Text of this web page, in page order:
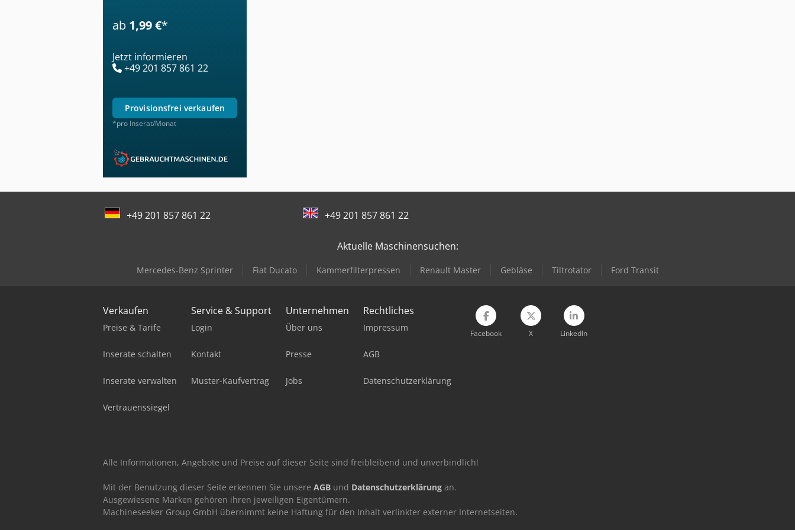
ab 1,99 €*
Jetzt informieren
+49 201 857 861 22
provisionsfrei verkaufen
*pro Inserat/Monat
+49 201 857 861 22 +49 201 857 861 22
Aktuelle Maschinensuchen:
Mercedes-Benz Sprinter Fiat Ducato Kammerfilterpressen Renault Master Gebläse Tiltrotator Ford Transit
Verkaufen
Preise & Tarife
Inserate schalten
Inserate verwalten
Vertrauenssiegel
Service & Support
Login
Kontakt
Muster-Kaufvertrag
Unternehmen
Über uns
Presse
Jobs
Rechtliches
Impressum
AGB
Datenschutzerklärung
Facebook X LinkedIn
Alle Informationen, Angebote und Preise auf dieser Seite sind freibleibend und unverbindlich!
Mit der Benutzung dieser Seite erkennen Sie unsere AGB und Datenschutzerklärung an.
Ausgewiesene Marken gehören ihren jeweiligen Eigentümern.
Machineseeker Group GmbH übernimmt keine Haftung für den Inhalt verlinkter externer Internetseiten.